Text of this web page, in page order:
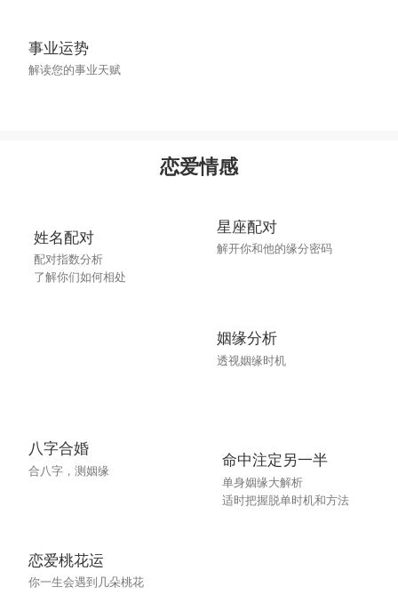
事业运势
解读您的事业天赋
恋爱情感
姓名配对
配对指数分析
了解你们如何相处
八字合婚
合八字，测姻缘
恋爱桃花运
你一生会遇到几朵桃花
星座配对
解开你和他的缘分密码
姻缘分析
透视姻缘时机
命中注定另一半
单身姻缘大解析
适时把握脱单时机和方法